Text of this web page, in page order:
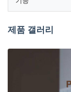
제품 갤러리